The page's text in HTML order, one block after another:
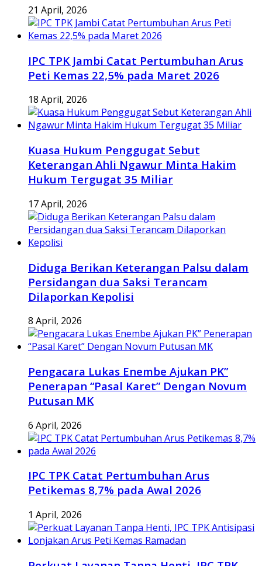
21 April, 2026
IPC TPK Jambi Catat Pertumbuhan Arus
Peti Kemas 22,5% pada Maret 2026
18 April, 2026
Kuasa Hukum Penggugat Sebut
Keterangan Ahli Ngawur Minta Hakim
Hukum Tergugat 35 Miliar
17 April, 2026
Diduga Berikan Keterangan Palsu dalam
Persidangan dua Saksi Terancam
Dilaporkan Kepolisi
8 April, 2026
Pengacara Lukas Enembe Ajukan PK”
Penerapan “Pasal Karet” Dengan Novum
Putusan MK
6 April, 2026
IPC TPK Catat Pertumbuhan Arus
Petikemas 8,7% pada Awal 2026
1 April, 2026